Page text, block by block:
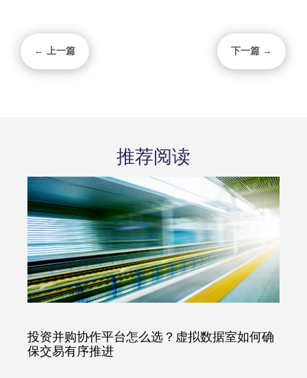
← 上一篇 下一篇 →
推荐阅读
投资并购协作平台怎么选？虚拟数据室如何确
保交易有序推进